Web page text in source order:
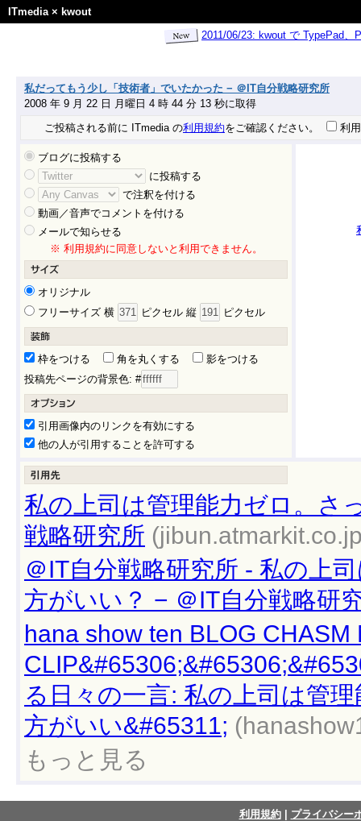
ITmedia× kwout
2011/06/23: kwout で TypePad
私だってもう少し「技術者」でいたかった − ＠IT自分戦略研究所
2008 年 9 月 22 日 月曜日 4 時 44 分 13 秒に取得
ご投稿される前に ITmedia の利用規約をご確認ください。 利
ブログに投稿する
に投稿する
で注釈を付ける
動画／音声でコメントを付ける
メールで知らせる
※ 利用規約に同意しないと利用できません。
オリジナル
フリーサイズ 横
ピクセル 縦 ピクセル
枠をつける 角を丸くする
影をつける
投稿先ページの背景色: #
引用画像内のリンクを有効にする
他の人が引用することを許可する
私の上司は管理能力ゼロ。さ
戦略研究所
＠IT自分戦略研究所 - 私の上
方がいい？ − ＠IT自分戦略研
hana show ten BLOG CHASM
る日々の一言: 私の上司は管
方がいい&#65311;
もっと見る
利用規約| プライバシー